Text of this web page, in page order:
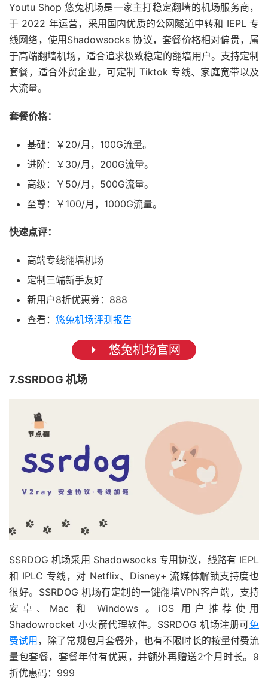
Youtu Shop 悠兔机场是一家主打稳定翻墙的机场服务商，
于 2022 年运营，采用国内优质的公网隧道中转和 IEPL 专
线网络，使用Shadowsocks 协议，套餐价格相对偏贵，属
于高端翻墙机场，适合追求极致稳定的翻墙用户。支持定制
套餐，适合外贸企业，可定制 Tiktok 专线、家庭宽带以及
大流量。
套餐价格：
基础：￥20/月，100G流量。
进阶：￥30/月，200G流量。
高级：￥50/月，500G流量。
至尊：￥100/月，1000G流量。
快速点评：
高端专线翻墙机场
定制三端新手友好
新用户8折优惠券：888
查看： 悠兔机场评测报告
悠兔机场官网
7.SSRDOG 机场
SSRDOG 机场采用 Shadowsocks 专用协议，线路有 IEPL
和 IPLC 专线，对 Netflix、Disney+ 流媒体解锁支持度也
很好。SSRDOG 机场有定制的一键翻墙VPN客户端，支持
安卓、Mac 和 Windows 。iOS 用户推荐使用
Shadowrocket 小火箭代理软件。SSRDOG 机场注册可免
费试用 ，除了常规包月套餐外，也有不限时长的按量付费流
量包套餐，套餐年付有优惠，并额外再赠送2个月时长。9
折优惠码：999